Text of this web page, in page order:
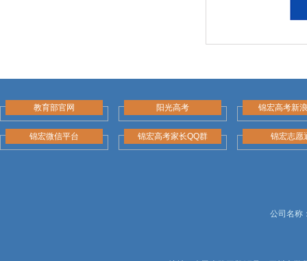
教育部官网 阳光高考 锦宏高考新
锦宏微信平台 锦宏高考家长QQ群 锦宏志愿
公司名称